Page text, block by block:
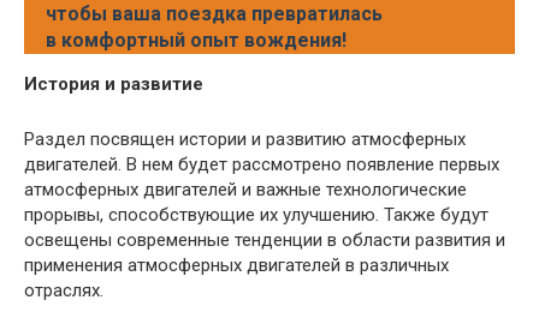
чтобы ваша поездка превратилась
в комфортный опыт вождения!
История и развитие
Раздел посвящен истории и развитию атмосферных
двигателей. В нем будет рассмотрено появление первых
атмосферных двигателей и важные технологические
прорывы, способствующие их улучшению. Также будут
освещены современные тенденции в области развития и
применения атмосферных двигателей в различных
отраслях.